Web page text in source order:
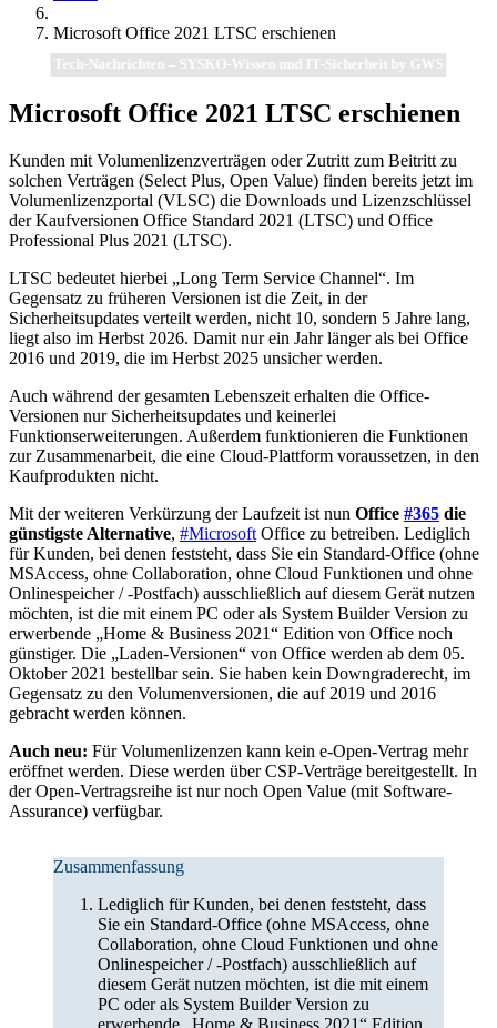
Microsoft Office 2021 LTSC erschienen
Tech-Nachrichten – SYSKO-Wissen und IT-Sicherheit by GWS
Microsoft Office 2021 LTSC erschienen
Kunden mit Volumenlizenzverträgen oder Zutritt zum Beitritt zu
solchen Verträgen (Select Plus, Open Value) finden bereits jetzt im
Volumenlizenzportal (VLSC) die Downloads und Lizenzschlüssel
der Kaufversionen Office Standard 2021 (LTSC) und Office
Professional Plus 2021 (LTSC).
LTSC bedeutet hierbei „Long Term Service Channel“. Im
Gegensatz zu früheren Versionen ist die Zeit, in der
Sicherheitsupdates verteilt werden, nicht 10, sondern 5 Jahre lang,
liegt also im Herbst 2026. Damit nur ein Jahr länger als bei Office
2016 und 2019, die im Herbst 2025 unsicher werden.
Auch während der gesamten Lebenszeit erhalten die Office-
Versionen nur Sicherheitsupdates und keinerlei
Funktionserweiterungen. Außerdem funktionieren die Funktionen
zur Zusammenarbeit, die eine Cloud-Plattform voraussetzen, in den
Kaufprodukten nicht.
Mit der weiteren Verkürzung der Laufzeit ist nun Office #365 die
günstigste Alternative, #Microsoft Office zu betreiben. Lediglich
für Kunden, bei denen feststeht, dass Sie ein Standard-Office (ohne
MSAccess, ohne Collaboration, ohne Cloud Funktionen und ohne
Onlinespeicher / -Postfach) ausschließlich auf diesem Gerät nutzen
möchten, ist die mit einem PC oder als System Builder Version zu
erwerbende „Home & Business 2021“ Edition von Office noch
günstiger. Die „Laden-Versionen“ von Office werden ab dem 05.
Oktober 2021 bestellbar sein. Sie haben kein Downgraderecht, im
Gegensatz zu den Volumenversionen, die auf 2019 und 2016
gebracht werden können.
Auch neu: Für Volumenlizenzen kann kein e-Open-Vertrag mehr
eröffnet werden. Diese werden über CSP-Verträge bereitgestellt. In
der Open-Vertragsreihe ist nur noch Open Value (mit Software-
Assurance) verfügbar.
Zusammenfassung
Lediglich für Kunden, bei denen feststeht, dass
Sie ein Standard-Office (ohne MSAccess, ohne
Collaboration, ohne Cloud Funktionen und ohne
Onlinespeicher / -Postfach) ausschließlich auf
diesem Gerät nutzen möchten, ist die mit einem
PC oder als System Builder Version zu
erwerbende „Home & Business 2021“ Edition